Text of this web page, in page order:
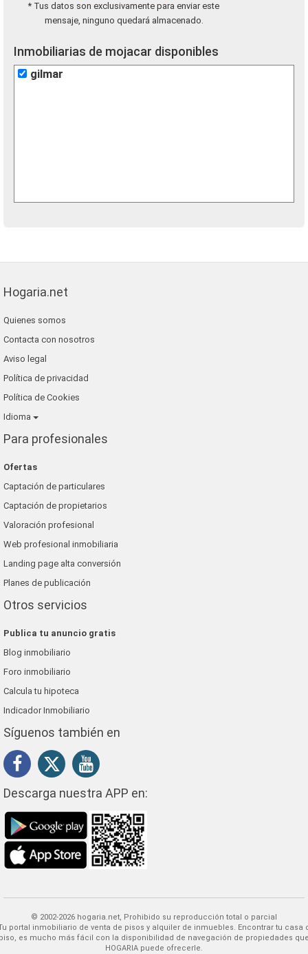
* Tus datos son exclusivamente para enviar este
mensaje, ninguno quedará almacenado.
Inmobiliarias de mojacar disponibles
gilmar
Hogaria.net
Quienes somos
Contacta con nosotros
Aviso legal
Política de privacidad
Política de Cookies
Idioma
Para profesionales
Ofertas
Captación de particulares
Captación de propietarios
Valoración profesional
Web profesional inmobiliaria
Landing page alta conversión
Planes de publicación
Otros servicios
Publica tu anuncio gratis
Blog inmobiliario
Foro inmobiliario
Calcula tu hipoteca
Indicador Inmobiliario
Síguenos también en
Descarga nuestra APP en:
© 2002-2026 hogaria.net, Prohibido su reproducción total o parcial
Encontrar tu casa o
es mucho más fácil con la disponibilidad de navegación de propiedades
HOGARIA puede ofrecerle.